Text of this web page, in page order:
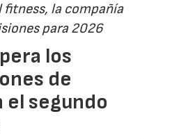
fitness, la compañía
para 2026
los
de
el segundo